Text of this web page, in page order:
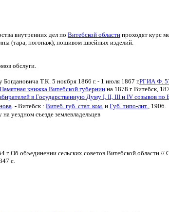
внутренних дел по Витебской области проходят курс
(тара, погонаж), пошивом швейных изделий.
обслуги.
Т.К. 5 ноября 1866 г. - 1 июля 1867 г.РГИА Ф.
Памятная книжка Витебской губернии на 1878 г. Витебск,
в Государственную Думу І, ІІ, ІІІ и IV созывов по
. - Витебск : Витеб. губ. стат. ком. и Губ. типо-лит., 1906.
уездном съезде землевладельцев
Об объединении сельских советов Витебской области
с.